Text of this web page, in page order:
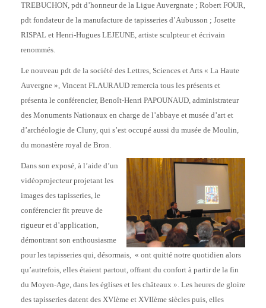
TREBUCHON, pdt d’honneur de la Ligue Auvergnate ; Robert FOUR,
pdt fondateur de la manufacture de tapisseries d’Aubusson ; Josette
RISPAL et Henri-Hugues LEJEUNE, artiste sculpteur et écrivain
renommés.
Le nouveau pdt de la société des Lettres, Sciences et Arts « La Haute
Auvergne », Vincent FLAURAUD remercia tous les présents et
présenta le conférencier, Benoît-Henri PAPOUNAUD, administrateur
des Monuments Nationaux en charge de l’abbaye et musée d’art et
d’archéologie de Cluny, qui s’est occupé aussi du musée de Moulin,
du monastère royal de Bron.
Dans son exposé, à l’aide d’un
vidéoprojecteur projetant les
images des tapisseries, le
conférencier fit preuve de
rigueur et d’application,
démontrant son enthousiasme
pour les tapisseries qui, désormais, « ont quitté notre quotidien alors
qu’autrefois, elles étaient partout, offrant du confort à partir de la fin
du Moyen-Age, dans les églises et les châteaux ». Les heures de gloire
des tapisseries datent des XVIème et XVIIème siècles puis, elles